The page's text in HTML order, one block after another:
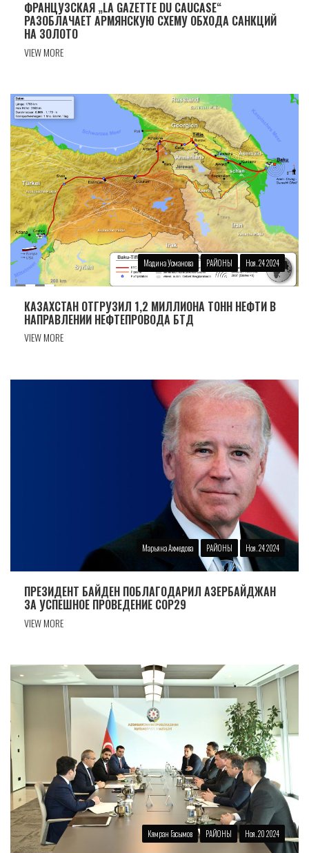
ФРАНЦУЗСКАЯ „LA GAZETTE DU CAUCASE“
РАЗОБЛАЧАЕТ АРМЯНСКУЮ СХЕМУ ОБХОДА САНКЦИЙ
НА ЗОЛОТО
VIEW MORE
Мадина Усманова РАЙОНЫ Ноя. 24 2024
КАЗАХСТАН ОТГРУЗИЛ 1,2 МИЛЛИОНА ТОНН НЕФТИ В
НАПРАВЛЕНИИ НЕФТЕПРОВОДА БТД
VIEW MORE
Марьяна Ахмедова РАЙОНЫ Ноя. 24 2024
ПРЕЗИДЕНТ БАЙДЕН ПОБЛАГОДАРИЛ АЗЕРБАЙДЖАН
ЗА УСПЕШНОЕ ПРОВЕДЕНИЕ COP29
VIEW MORE
Кямран Гасымов РАЙОНЫ Ноя. 20 2024